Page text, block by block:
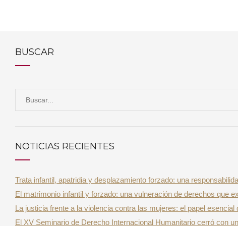
BUSCAR
c
f
o
r
:
NOTICIAS RECIENTES
Trata infantil, apatridia y desplazamiento forzado: una
El matrimonio infantil y forzado: una vulneración de derechos que
La justicia frente a la violencia contra las mujeres: el papel
El XV Seminario de Derecho Internacional Humanitario cerró con